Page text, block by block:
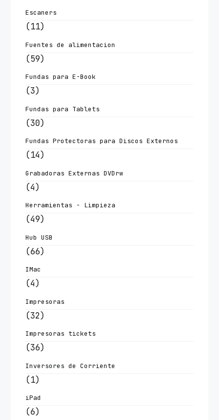
Escaners
(11)
Fuentes de alimentacion
(59)
Fundas para E-Book
(3)
Fundas para Tablets
(30)
Fundas Protectoras para Discos Externos
(14)
Grabadoras Externas DVDrw
(4)
Herramientas - Limpieza
(49)
Hub USB
(66)
IMac
(4)
Impresoras
(32)
Impresoras tickets
(36)
Inversores de Corriente
(1)
iPad
(6)